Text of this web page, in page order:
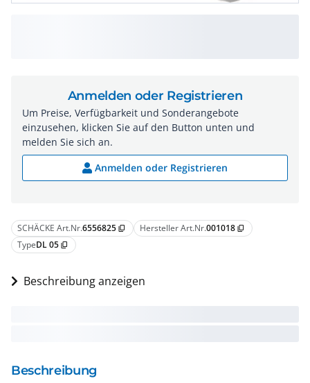
SCHÄCKE Art.Nr.6556825 content_copy Hersteller Art.Nr.001018 content_copy
TypeDL 05 content_copy
Beschreibung anzeigen
Beschreibung
Anmelden oder Registrieren
Um Preise, Verfügbarkeit und Sonderangebote
einzusehen, klicken Sie auf den Button unten und
melden Sie sich an.
Anmelden oder Registrieren